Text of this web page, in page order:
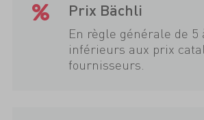
Prix Bächli
En règle générale de 5
inférieurs aux prix
fournisseurs.